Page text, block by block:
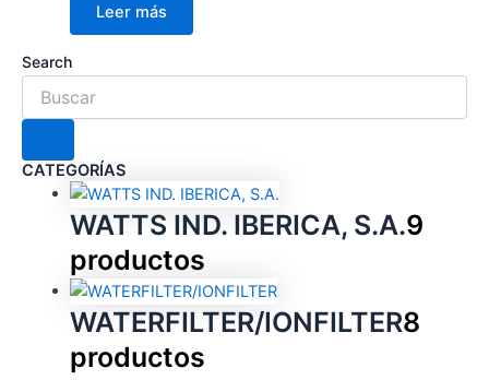
Leer más
Search
CATEGORÍAS
WATTS IND. IBERICA, S.A.9
productos
WATERFILTER/IONFILTER8
productos